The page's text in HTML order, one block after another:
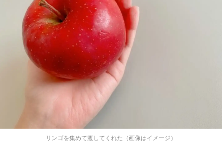
リンゴを集めて渡してくれた（画像はイメージ）